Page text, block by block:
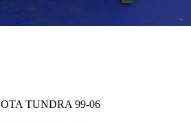
TUNDRA 99-06